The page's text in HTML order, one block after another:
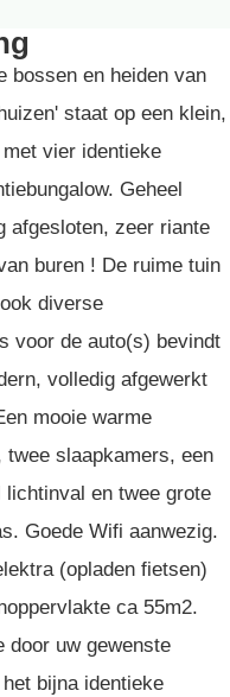
bossen en heiden van
staat op een klein,
vier identieke
Geheel
afgesloten, zeer riante
buren ! De ruime tuin
diverse
voor de auto(s) bevindt
volledig afgewerkt
mooie warme
twee slaapkamers, een
lichtinval en twee grote
Goede Wifi aanwezig.
(opladen fietsen)
ca 55m2.
door uw gewenste
bijna identieke